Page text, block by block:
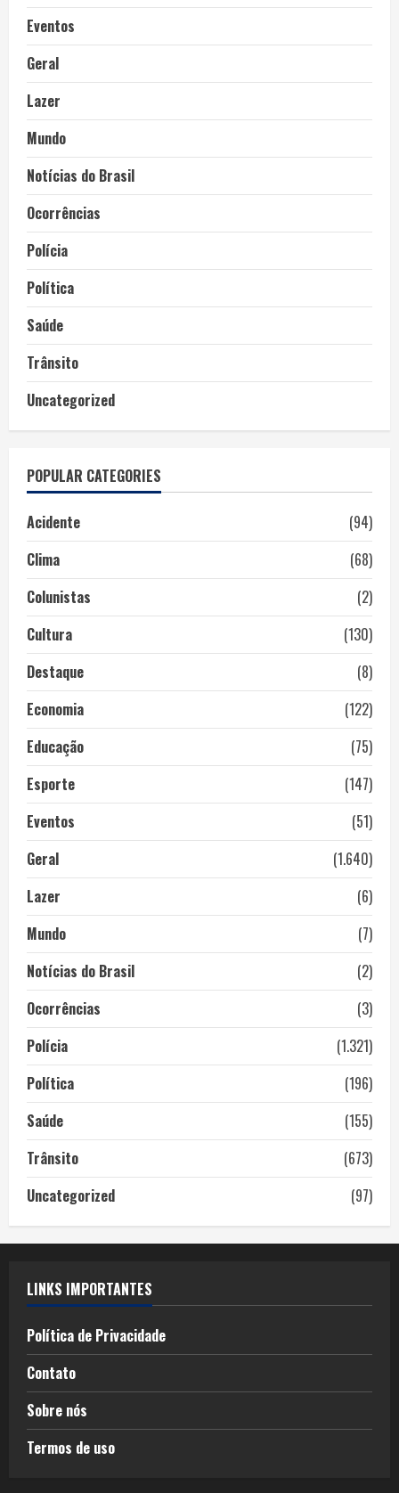
Eventos
Geral
Lazer
Mundo
Notícias do Brasil
Ocorrências
Polícia
Política
Saúde
Trânsito
Uncategorized
POPULAR CATEGORIES
Acidente
(94)
Clima
(68)
Colunistas
(2)
Cultura
(130)
Destaque
(8)
Economia
(122)
Educação
(75)
Esporte
(147)
Eventos
(51)
Geral
(1.640)
Lazer
(6)
Mundo
(7)
Notícias do Brasil
(2)
Ocorrências
(3)
Polícia
(1.321)
Política
(196)
Saúde
(155)
Trânsito
(673)
Uncategorized
(97)
LINKS IMPORTANTES
Política de Privacidade
Contato
Sobre nós
Termos de uso